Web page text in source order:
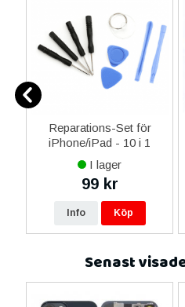
Reparations-Set för
iPhone/iPad - 10 i 1
I lager
99 kr
Info Köp
Senast